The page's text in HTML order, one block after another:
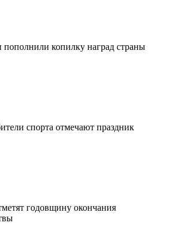
копилку наград страны
спорта отмечают праздник
годовщину окончания